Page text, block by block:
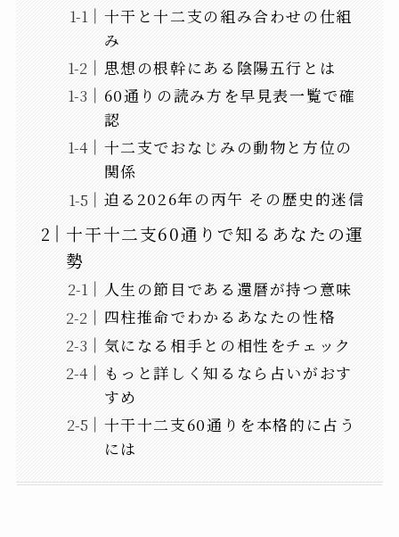
十干と十二支の組み合わせの仕組
み
思想の根幹にある陰陽五行とは
60通りの読み方を早見表一覧で確
認
十二支でおなじみの動物と方位の
関係
迫る2026年の丙午 その歴史的迷信
十干十二支60通りで知るあなたの運
勢
人生の節目である還暦が持つ意味
四柱推命でわかるあなたの性格
気になる相手との相性をチェック
もっと詳しく知るなら占いがおす
すめ
十干十二支60通りを本格的に占う
には